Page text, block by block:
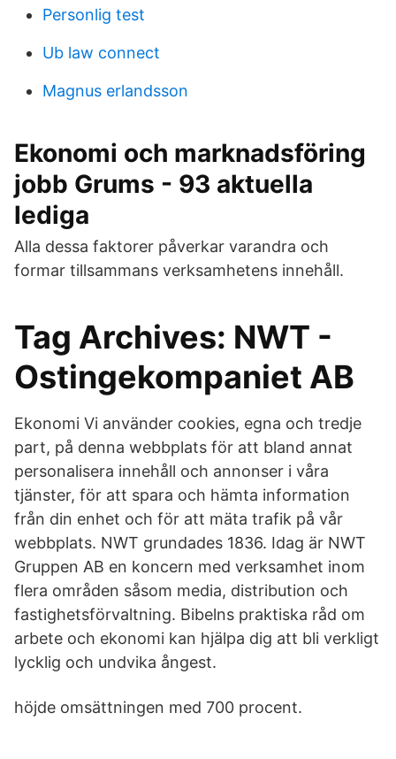
Personlig test
Ub law connect
Magnus erlandsson
Ekonomi och marknadsföring
jobb Grums - 93 aktuella
lediga
Alla dessa faktorer påverkar varandra och
formar tillsammans verksamhetens innehåll.
Tag Archives: NWT -
Ostingekompaniet AB
Ekonomi Vi använder cookies, egna och tredje
part, på denna webbplats för att bland annat
personalisera innehåll och annonser i våra
tjänster, för att spara och hämta information
från din enhet och för att mäta trafik på vår
webbplats. NWT grundades 1836. Idag är NWT
Gruppen AB en koncern med verksamhet inom
flera områden såsom media, distribution och
fastighetsförvaltning. Bibelns praktiska råd om
arbete och ekonomi kan hjälpa dig att bli verkligt
lycklig och undvika ångest.
höjde omsättningen med 700 procent.